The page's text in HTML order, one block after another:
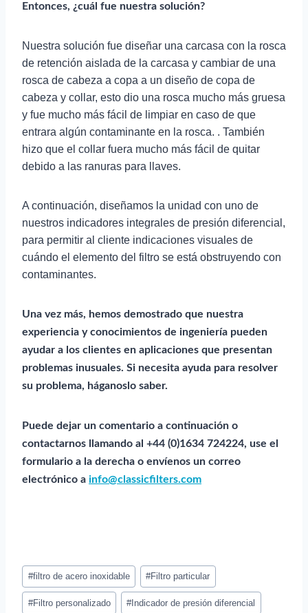
Entonces, ¿cuál fue nuestra solución?
Nuestra solución fue diseñar una carcasa con la rosca
de retención aislada de la carcasa y cambiar de una
rosca de cabeza a copa a un diseño de copa de
cabeza y collar, esto dio una rosca mucho más gruesa
y fue mucho más fácil de limpiar en caso de que
entrara algún contaminante en la rosca. . También
hizo que el collar fuera mucho más fácil de quitar
debido a las ranuras para llaves.
A continuación, diseñamos la unidad con uno de
nuestros indicadores integrales de presión diferencial,
para permitir al cliente indicaciones visuales de
cuándo el elemento del filtro se está obstruyendo con
contaminantes.
Una vez más, hemos demostrado que nuestra
experiencia y conocimientos de ingeniería pueden
ayudar a los clientes en aplicaciones que presentan
problemas inusuales. Si necesita ayuda para resolver
su problema, háganoslo saber.
Puede dejar un comentario a continuación o
contactarnos llamando al +44 (0)1634 724224, use el
formulario a la derecha o envíenos un correo
electrónico a info@classicfilters.com
Etiquetas
del
puesto:
#filtro de acero inoxidable #Filtro particular
#Filtro personalizado #Indicador de presión diferencial